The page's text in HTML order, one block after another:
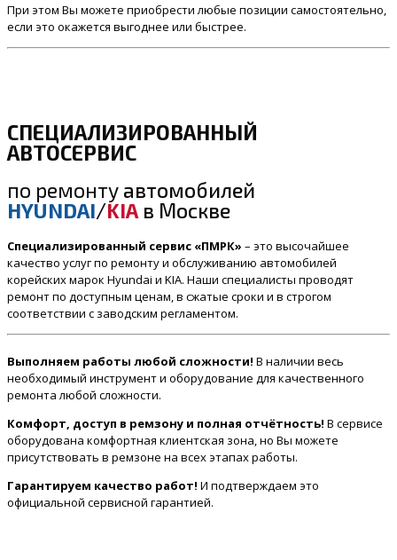
При этом Вы можете приобрести любые позиции самостоятельно,
если это окажется выгоднее или быстрее.
СПЕЦИАЛИЗИРОВАННЫЙ
АВТОСЕРВИС
по ремонту автомобилей
HYUNDAI/KIA в Москве
Специализированный сервис «ПМРК» – это высочайшее
качество услуг по ремонту и обслуживанию автомобилей
корейских марок Hyundai и KIA. Наши специалисты проводят
ремонт по доступным ценам, в сжатые сроки и в строгом
соответствии с заводским регламентом.
Выполняем работы любой сложности! В наличии весь
необходимый инструмент и оборудование для качественного
ремонта любой сложности.
Комфорт, доступ в ремзону и полная отчётность! В сервисе
оборудована комфортная клиентская зона, но Вы можете
присутствовать в ремзоне на всех этапах работы.
Гарантируем качество работ! И подтверждаем это
официальной сервисной гарантией.